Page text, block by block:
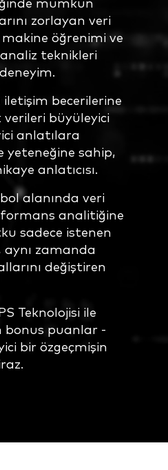
mümkün
zorlayan veri
öğrenimi ve
teknikleri
becerilerine
verileri büyüleyici
anlatılara
yeteneğine sahip,
anlatıcısı.
alanında veri
analitiğine
sadece istenen
aynı zamanda
değiştiren
Teknolojisi ile
bonus puanlar -
bir özgeçmişin